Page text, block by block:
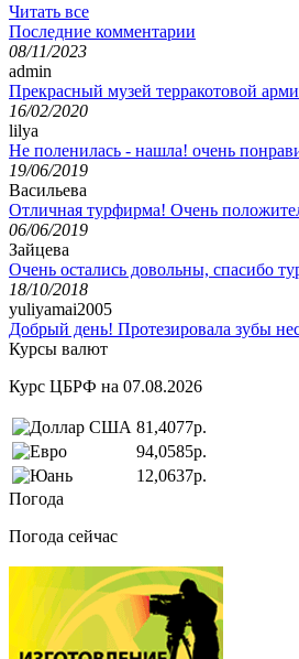
Читать все
Последние комментарии
08/11/2023
admin
Прекрасный музей терракотовой
16/02/2020
lilya
Не поленилась - нашла! очень
19/06/2019
Васильева
Отличная турфирма! Очень
06/06/2019
Зайцева
Очень остались довольны, спасибо
18/10/2018
yuliyamai2005
Добрый день! Протезировала зубы
Курсы валют
Курс ЦБРФ на 07.08.2026
81,4077р.
94,0585р.
12,0637р.
Погода
Погода сейчас